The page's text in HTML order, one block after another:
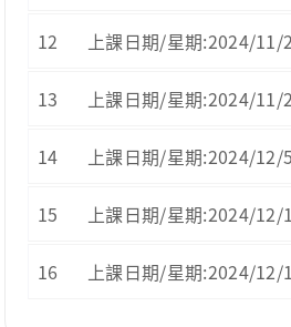
12 上課日期/星期:2024/
13 上課日期/星期:2024/
14 上課日期/星期:2024/12/
15 上課日期/星期:2024/
16 上課日期/星期:2024/12/